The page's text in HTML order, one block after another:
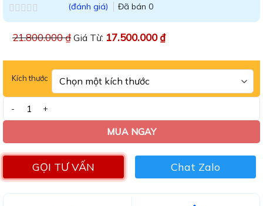
Được
hạng
5
(đánh giá) Đã bán 0
21.800.000₫ Giá Từ: 17.500.000₫
Kích thước
Bàn ăn mặt đá Ceramic bóng chân vòng kết hợp cùng ghế Spot
MUA NGAY
GỌI TƯ VẤN Chat Zalo